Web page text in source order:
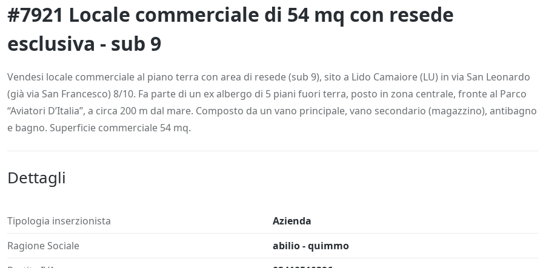
#7921 Locale commerciale di 54 mq con resede
esclusiva - sub 9
Vendesi locale commerciale al piano terra con area di resede (sub 9), sito a Lido Camaiore (LU) in via San Leonardo
(già via San Francesco) 8/10. Fa parte di un ex albergo di 5 piani fuori terra, posto in zona centrale, fronte al Parco
“Aviatori D’Italia”, a circa 200 m dal mare. Composto da un vano principale, vano secondario (magazzino), antibagno
e bagno. Superficie commerciale 54 mq.
Dettagli
Tipologia inserzionista
Azienda
Ragione Sociale
abilio - quimmo